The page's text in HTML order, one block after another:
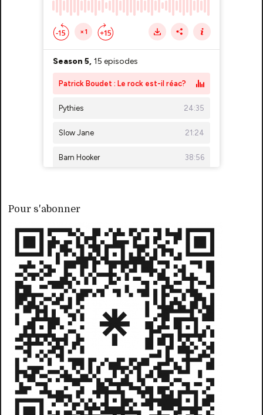
Pour s'abonner